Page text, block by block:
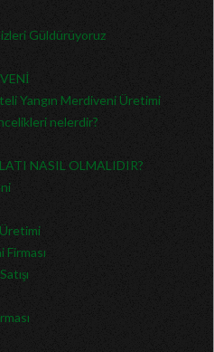
Güldürüyoruz
Yangın Merdiveni Üretimi
nelerdir?
NASIL OLMALIDIR?